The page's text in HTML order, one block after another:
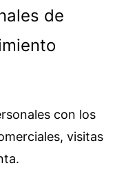
de
con los
visitas